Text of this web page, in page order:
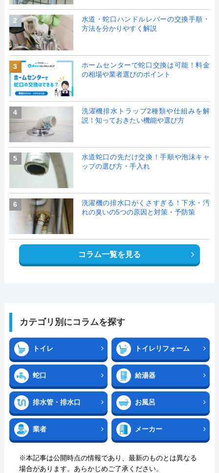
2
水道・蛇口ハンドルレバーの交換手順・
方法を分かりやすく解説
3
ホームセンターで蛇口交換は可能！料金
の相場や業者選びのポイント
4
洗濯機排水トラップ2種類や仕組みを解
説！知っておきたい機能や選び方
5
水道蛇口の先だけ交換！手順や泡沫キャ
ップの選び方・手入れ
6
洗濯機の排水口がくさすぎる！下水・汚
れの臭いの5つの原因と対策・予防策
コラム一覧を見る
カテゴリ別にコラムを探す
トイレ トイレリフォーム
蛇口 給湯器
排水管・排水口 お風呂
業者 メーカー
※本記事は公開時点の情報であり、最新のものとは異なる
場合があります。あらかじめご了承ください。